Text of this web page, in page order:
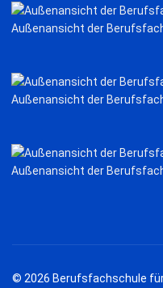
Außenansicht der
Außenansicht der
Außenansicht der
© 2026 Berufsfachschule